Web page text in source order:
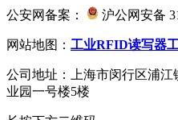
公安网备案： 沪公网安备
网站地图： 工业RFID读写器
公司地址：上海市闵行区浦江
业园一号楼5楼